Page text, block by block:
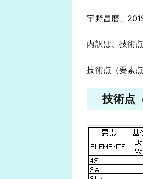
宇野昌磨、
内訳は、技術
技術点（要素
技術点